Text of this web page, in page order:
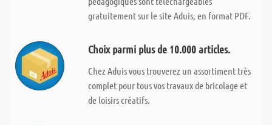
gratuitement sur le site Aduis, en format PDF.
Choix parmi plus de 10.000 articles.
Chez Aduis vous trouverez un assortiment très
complet pour tous vos travaux de bricolage et
de loisirs créatifs.